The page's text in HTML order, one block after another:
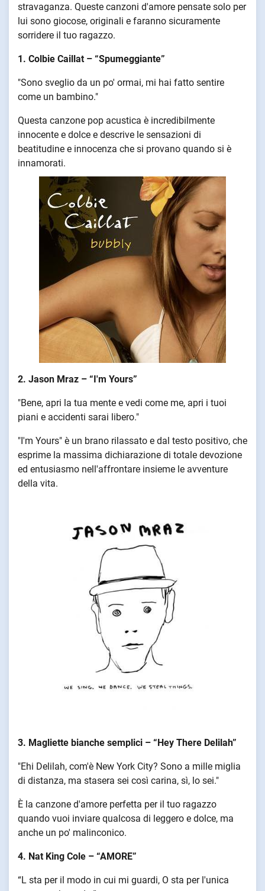
stravaganza. Queste canzoni d'amore pensate solo per
lui sono giocose, originali e faranno sicuramente
sorridere il tuo ragazzo.
1. Colbie Caillat – “Spumeggiante”
"Sono sveglio da un po' ormai, mi hai fatto sentire
come un bambino."
Questa canzone pop acustica è incredibilmente
innocente e dolce e descrive le sensazioni di
beatitudine e innocenza che si provano quando si è
innamorati.
2. Jason Mraz – “I'm Yours”
"Bene, apri la tua mente e vedi come me, apri i tuoi
piani e accidenti sarai libero."
"I'm Yours" è un brano rilassato e dal testo positivo, che
esprime la massima dichiarazione di totale devozione
ed entusiasmo nell'affrontare insieme le avventure
della vita.
3. Magliette bianche semplici – “Hey There Delilah”
"Ehi Delilah, com'è New York City? Sono a mille miglia
di distanza, ma stasera sei così carina, sì, lo sei."
È la canzone d'amore perfetta per il tuo ragazzo
quando vuoi inviare qualcosa di leggero e dolce, ma
anche un po' malinconico.
4. Nat King Cole – “AMORE”
“L sta per il modo in cui mi guardi, O sta per l'unica